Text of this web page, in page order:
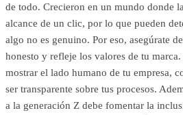
de todo. Crecieron en un mundo donde
alcance de un clic, por lo que pueden
algo no es genuino. Por eso, asegúrate
honesto y refleje los valores de tu
mostrar el lado humano de tu empresa,
ser transparente sobre tus procesos.
a la generación Z debe fomentar la